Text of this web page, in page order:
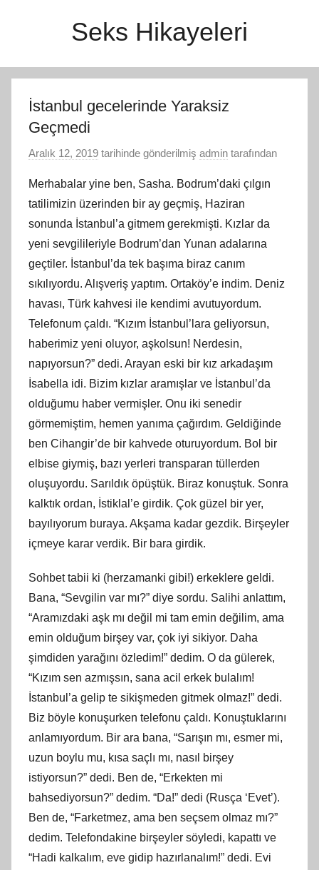
Seks Hikayeleri
İstanbul gecelerinde Yaraksiz
Geçmedi
Aralık 12, 2019 tarihinde gönderilmiş admin tarafından
Merhabalar yine ben, Sasha. Bodrum’daki çılgın
tatilimizin üzerinden bir ay geçmiş, Haziran
sonunda İstanbul’a gitmem gerekmişti. Kızlar da
yeni sevgilileriyle Bodrum’dan Yunan adalarına
geçtiler. İstanbul’da tek başıma biraz canım
sıkılıyordu. Alışveriş yaptım. Ortaköy’e indim. Deniz
havası, Türk kahvesi ile kendimi avutuyordum.
Telefonum çaldı. “Kızım İstanbul’lara geliyorsun,
haberimiz yeni oluyor, aşkolsun! Nerdesin,
napıyorsun?” dedi. Arayan eski bir kız arkadaşım
İsabella idi. Bizim kızlar aramışlar ve İstanbul’da
olduğumu haber vermişler. Onu iki senedir
görmemiştim, hemen yanıma çağırdım. Geldiğinde
ben Cihangir’de bir kahvede oturuyordum. Bol bir
elbise giymiş, bazı yerleri transparan tüllerden
oluşuyordu. Sarıldık öpüştük. Biraz konuştuk. Sonra
kalktık ordan, İstiklal’e girdik. Çok güzel bir yer,
bayılıyorum buraya. Akşama kadar gezdik. Birşeyler
içmeye karar verdik. Bir bara girdik.
Sohbet tabii ki (herzamanki gibi!) erkeklere geldi.
Bana, “Sevgilin var mı?” diye sordu. Salihi anlattım,
“Aramızdaki aşk mı değil mi tam emin değilim, ama
emin olduğum birşey var, çok iyi sikiyor. Daha
şimdiden yarağını özledim!” dedim. O da gülerek,
“Kızım sen azmışsın, sana acil erkek bulalım!
İstanbul’a gelip te sikişmeden gitmek olmaz!” dedi.
Biz böyle konuşurken telefonu çaldı. Konuştuklarını
anlamıyordum. Bir ara bana, “Sarışın mı, esmer mi,
uzun boylu mu, kısa saçlı mı, nasıl birşey
istiyorsun?” dedi. Ben de, “Erkekten mi
bahsediyorsun?” dedim. “Da!” dedi (Rusça ‘Evet’).
Ben de, “Farketmez, ama ben seçsem olmaz mı?”
dedim. Telefondakine birşeyler söyledi, kapattı ve
“Hadi kalkalım, eve gidip hazırlanalım!” dedi. Evi